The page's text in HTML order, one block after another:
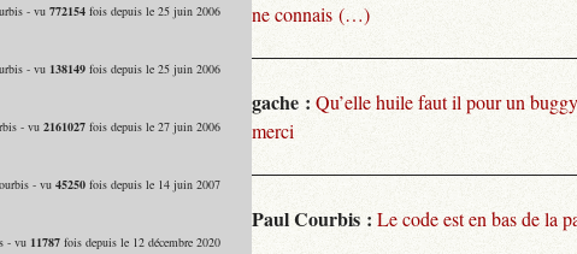
- vu 772154fois depuis le 25 juin 2006
- vu 138149fois depuis le 25 juin 2006
- vu 2161027fois depuis le 27 juin 2006
- vu 45250fois depuis le 14 juin 2007
- vu 11787fois depuis le 12 décembre 2020
ne connais (…)
gache : Qu’elle huile faut il pour un
merci
Paul Courbis : Le code est en bas de la